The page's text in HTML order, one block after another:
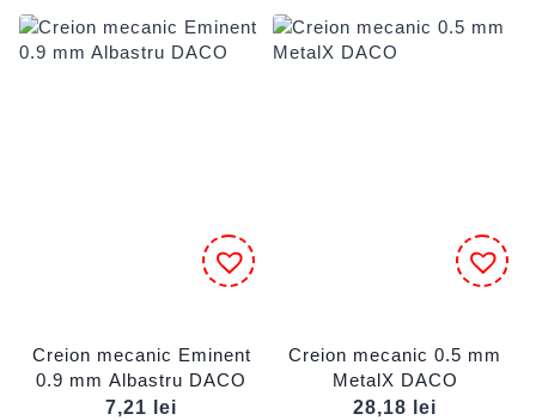
Creion mecanic Eminent
0.9 mm Albastru DACO
7,21
lei
Creion mecanic 0.5 mm
MetalX DACO
28,18
lei